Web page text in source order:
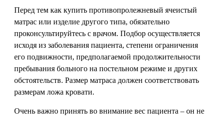
Перед тем как купить противопролежневый ячеистый
матрас или изделие другого типа, обязательно
проконсультируйтесь с врачом. Подбор осуществляется
исходя из заболевания пациента, степени ограничения
его подвижности, предполагаемой продолжительности
пребывания больного на постельном режиме и других
обстоятельств. Размер матраса должен соответствовать
размерам ложа кровати.
Очень важно принять во внимание вес пациента – он не